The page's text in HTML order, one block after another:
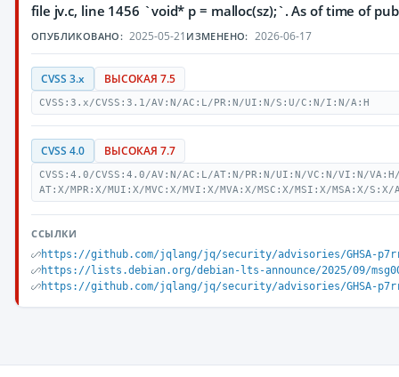
file jv.c, line 1456 `void* p = malloc(sz);`. As of time of
ОПУБЛИКОВАНО: 2025-05-21 ИЗМЕНЕНО: 2026-06-17
CVSS 3.x ВЫСОКАЯ 7.5
CVSS:3.x/CVSS:3.1/AV:N/AC:L/PR:N/UI:N/S:U/C:N/I:N/A:H
CVSS 4.0 ВЫСОКАЯ 7.7
CVSS:4.0/CVSS:4.0/AV:N/AC:L/AT:N/PR:N/UI:N/VC:N/VI:N/
AT:X/MPR:X/MUI:X/MVC:X/MVI:X/MVA:X/MSC:X/MSI:X/MSA:X/
ССЫЛКИ
https://github.com/jqlang/jq/security/advisories/GHSA-
https://lists.debian.org/debian-lts-announce/2025/09/
https://github.com/jqlang/jq/security/advisories/GHSA-